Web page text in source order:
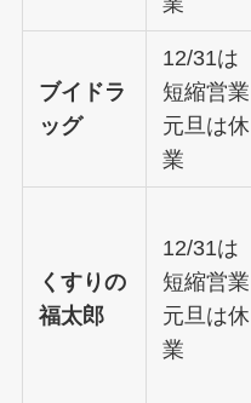
ブイドラ
ッグ
12/31は
短縮営業
元旦は休
業
くすりの
福太郎
12/31は
短縮営業
元旦は休
業